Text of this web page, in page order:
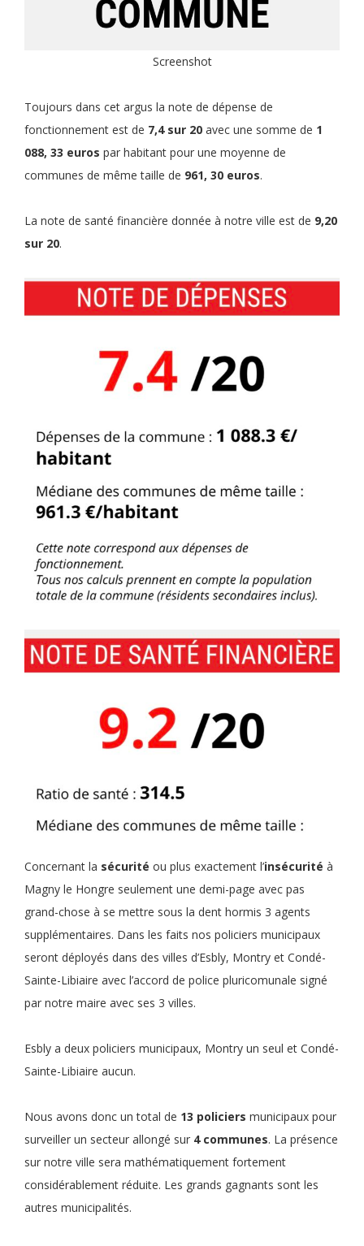
Screenshot
Toujours dans cet argus la note de dépense de
fonctionnement est de 7,4 sur 20 avec une somme de 1
088, 33 euros par habitant pour une moyenne de
communes de même taille de 961, 30 euros.
La note de santé financière donnée à notre ville est de 9,20
sur 20.
Concernant la sécurité ou plus exactement l’insécurité à
Magny le Hongre seulement une demi-page avec pas
grand-chose à se mettre sous la dent hormis 3 agents
supplémentaires. Dans les faits nos policiers municipaux
seront déployés dans des villes d’Esbly, Montry et Condé-
Sainte-Libiaire avec l’accord de police pluricomunale signé
par notre maire avec ses 3 villes.
Esbly a deux policiers municipaux, Montry un seul et Condé-
Sainte-Libiaire aucun.
Nous avons donc un total de 13 policiers municipaux pour
surveiller un secteur allongé sur 4 communes. La présence
sur notre ville sera mathématiquement fortement
considérablement réduite. Les grands gagnants sont les
autres municipalités.